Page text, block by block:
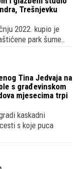
vilu s bazenom
Branimir
Trešnjevku
2022. kupio je
park šume..
Tina Jedvaja na
s građevinskom
mjesecima trpi
kaskadni
s koje puca